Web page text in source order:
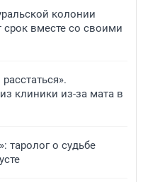
колонии
вместе со своими
клиники из-за мата в
таролог о судьбе